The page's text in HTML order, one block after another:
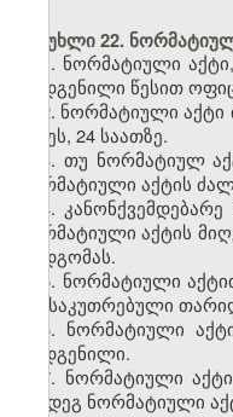
მუხლი 22.
1. ნორმატიული
დადგენილი წესით
2. ნორმატიული აქტი
დღეს, 24 საათზე.
3. თუ ნორმატიულ
ნორმატიული აქტის
4.
ნორმატიული აქტის
დადგომას.
5. ნორმატიული
განსაკუთრებული
6. ნორმატიული
დადგენილი.
7. ნორმატიული
შემდეგ ნორმატიული